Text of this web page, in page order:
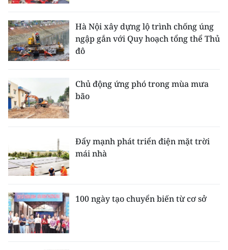
Hà Nội xây dựng lộ trình chống úng
ngập gắn với Quy hoạch tổng thể Thủ
đô
Chủ động ứng phó trong mùa mưa
bão
Đẩy mạnh phát triển điện mặt trời
mái nhà
100 ngày tạo chuyển biến từ cơ sở